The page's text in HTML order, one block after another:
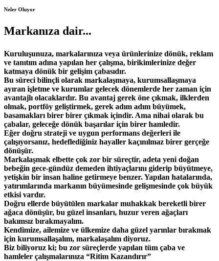
Neler Oluyor
Markanıza dair...
Kuruluşunuza, markalarınıza veya ürünlerinize dönük, reklam
ve tanıtım adına yapılan her çalışma, birikimlerinize değer
katmaya dönük bir gelişim çabasıdır.
Bu süreci bilinçli olarak markalaşmaya, kurumsallaşmaya
ayıran işletme ve kurumlar gelecek dönemlerde her zaman için
avantajlı olacaklardır. Bu avantaj gerek öne çıkmak, ilklerden
olmak, portföy geliştirmek, gerek adım adım büyümek,
basamakları birer birer çıkmak içindir. Ama nihai olarak bu
çabalar, geleceğe dönük başarılar için birer hamledir.
Eğer doğru strateji ve uygun performans değerleri ile
çalışıyorsanız, hedeflediğiniz hayaller kaçınılmaz birer gerçeğe
dönüşür.
Markalaşmak elbette çok zor bir süreçtir, adeta yeni doğan
bebeğin gece-gündüz demeden ihtiyaçlarını giderip büyütmeye,
yetişkin bir insan haline getirmeye benzer. Yapılan hatalarında,
yatırımlarında markanın büyümesinde gelişmesinde çok büyük
etkisi vardır.
Doğru ellerde büyütülen markalar muhakkak bereketli birer
ağaca dönüşür, bu güzel insanları, huzur veren ağaçları
bakımsız bırakmayalım.
Kendimize, ailemize ve ülkemize daha güzel yarınlar bırakmak
için kurumsallaşalım, markalaşalım diyoruz.
Biz biliyoruz ki; bu zor süreçlerde yapılan tüm çaba ve
hamleler çalışmalarınıza “Ritim Kazandırır”